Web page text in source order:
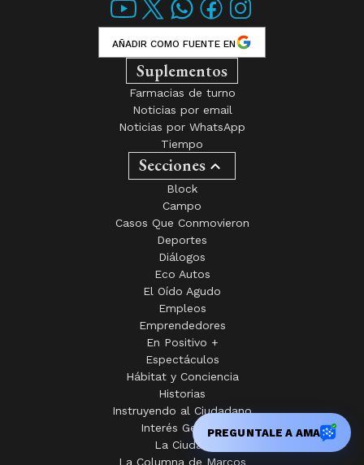
AÑADIR COMO FUENTE EN
Suplementos
Farmacias de turno
Noticias por email
Noticias por WhatsApp
Tiempo
Secciones
Block
Campo
Casos Que Conmovieron
Deportes
Diálogos
Eco Autos
El Oído Agudo
Empleos
Emprendedores
En Positivo +
Espectáculos
Hábitat y Conciencia
Historias
Instruyendo al Ciudadano
Interés General
La Ciudad
La Columna de Marcos
PREGUNTALE A AMA